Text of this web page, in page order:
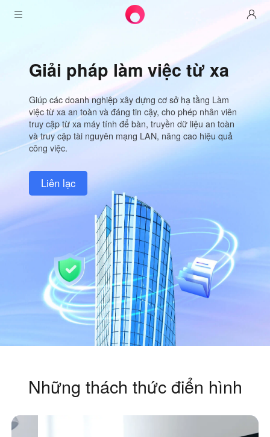
Awesun
Điều khiển máy tính để bàn từ xa
Hạt Dẻ
Mạng thông minh
Aweshell
Giải pháp
Vận hành & hỗ trợ CNTT
Làm việc từ xa
IOT công nghiệp
Truy cập dữ liệu từ xa
Sản xuất công nghiệp
Bán lẻ chuỗi
Tải xuống
Phiên bản cá nhân awesun
Khách hàng aweshell
Định Giá
Kế hoạch kinh doanh aweseed
Kế hoạch cá nhân aweshell
Kế hoạch kinh doanh aweshell
Tài Nguyên
Đối tác
Hơn
Tiếng Việt
中國香港 中國澳門
繁體中文
中國台灣 日本
한국
한국어
Malaysia
English
ประเทศไทย Việt Nam
Liên hệ với chúng tôi
Phần cứng thông minh
Giải pháp làm việc từ xa
Giúp các doanh nghiệp xây dựng cơ sở hạ tầng Làm
việc từ xa an toàn và đáng tin cậy, cho phép nhân viên
truy cập từ xa máy tính để bàn, truyền dữ liệu an toàn
và truy cập tài nguyên mạng LAN, nâng cao hiệu quả
công việc.
Liên lạc
Những thách thức điển hình